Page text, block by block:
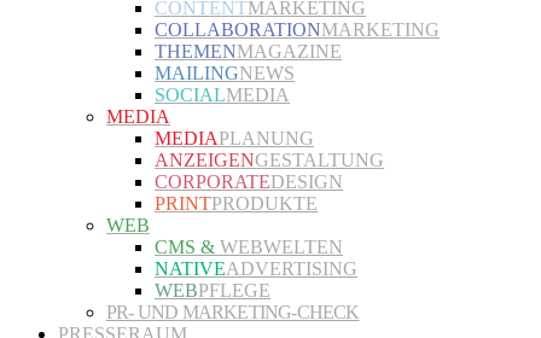
CONTENTMARKETING
COLLABORATIONMARKETING
THEMENMAGAZINE
MAILINGNEWS
SOCIALMEDIA
MEDIA
MEDIAPLANUNG
ANZEIGENGESTALTUNG
CORPORATEDESIGN
PRINTPRODUKTE
WEB
CMS & WEBWELTEN
NATIVEADVERTISING
WEBPFLEGE
PR- UND MARKETING-CHECK
PRESSERAUM